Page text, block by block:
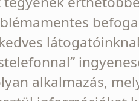
alkalmazás,